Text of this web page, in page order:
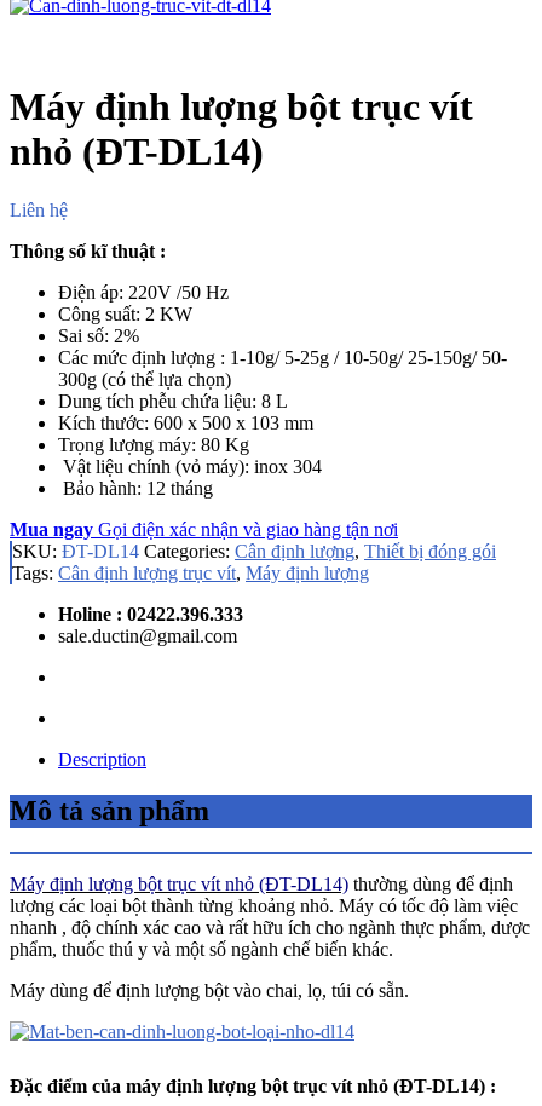
Máy định lượng bột trục vít
nhỏ (ĐT-DL14)
Liên hệ
Thông số kĩ thuật :
Điện áp: 220V /50 Hz
Công suất: 2 KW
Sai số: 2%
Các mức định lượng : 1-10g/ 5-25g / 10-50g/ 25-150g/ 50-
300g (có thể lựa chọn)
Dung tích phễu chứa liệu: 8 L
Kích thước: 600 x 500 x 103 mm
Trọng lượng máy: 80 Kg
Vật liệu chính (vỏ máy): inox 304
Bảo hành: 12 tháng
Mua ngay Gọi điện xác nhận và giao hàng tận nơi
SKU: ĐT-DL14 Categories: Cân định lượng, Thiết bị đóng gói
Tags: Cân định lượng trục vít, Máy định lượng
Holine : 02422.396.333
sale.ductin@gmail.com
Description
Mô tả sản phẩm
Máy định lượng bột trục vít nhỏ (ĐT-DL14) thường dùng để định
lượng các loại bột thành từng khoảng nhỏ. Máy có tốc độ làm việc
nhanh , độ chính xác cao và rất hữu ích cho ngành thực phẩm, dược
phẩm, thuốc thú y và một số ngành chế biến khác.
Máy dùng để định lượng bột vào chai, lọ, túi có sẵn.
Đặc điểm của máy định lượng bột trục vít nhỏ (ĐT-DL14) :